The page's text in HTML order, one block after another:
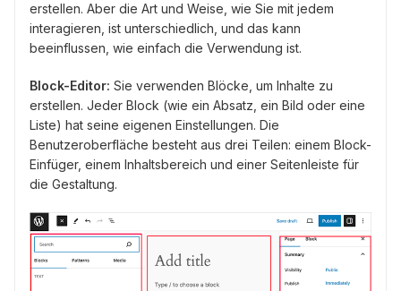
erstellen. Aber die Art und Weise, wie Sie mit jedem
interagieren, ist unterschiedlich, und das kann
beeinflussen, wie einfach die Verwendung ist.
Block-Editor: Sie verwenden Blöcke, um Inhalte zu
erstellen. Jeder Block (wie ein Absatz, ein Bild oder eine
Liste) hat seine eigenen Einstellungen. Die
Benutzeroberfläche besteht aus drei Teilen: einem Block-
Einfüger, einem Inhaltsbereich und einer Seitenleiste für
die Gestaltung.